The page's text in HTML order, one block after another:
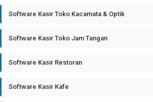
Software Kasir Toko Kacamata & Optik
Software Kasir Toko Jam Tangan
Software Kasir Restoran
Software Kasir Kafe